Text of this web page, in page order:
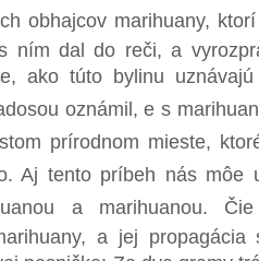
obhajcov marihuany,
ním dal do reči, a
ako túto bylinu
oznámil, e s
prírodnom mieste,
Aj tento príbeh nás môe
a marihuanou.
a jej